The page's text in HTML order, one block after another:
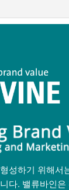
성하기 위해서
다. 밸류바인